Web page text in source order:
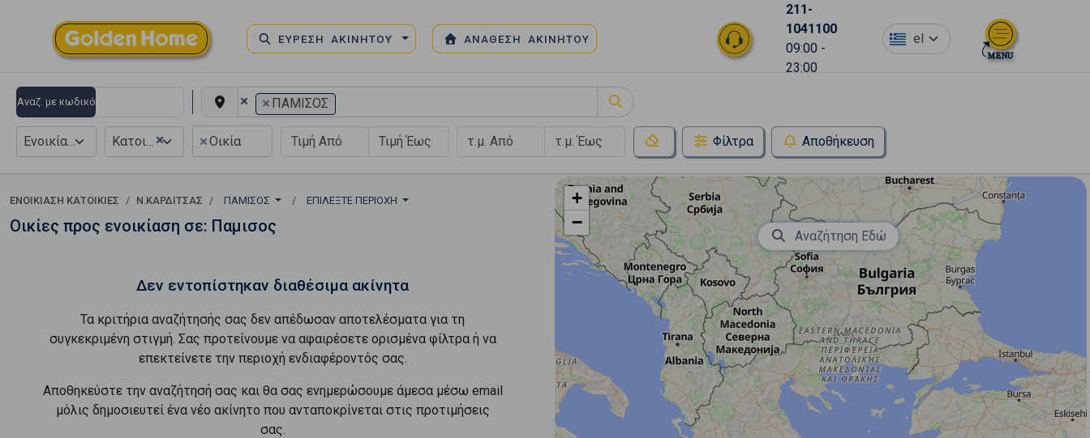
ΕΥΡΕΣΗ ΑΚΙΝΗΤΟΥ ΑΝΑΘΕΣΗ ΑΚΙΝΗΤΟΥ
211-
1041100
09:00 -
23:00
el
Αναζ. με κωδικό × × ΠΑΜΙΣΟΣ
×
Κατοικία ×Οικία Φίλτρα Αποθήκευση
ΕΝΟΙΚΊΑΣΗ ΚΑΤΟΙΚΊΕΣ Ν.ΚΑΡΔΙΤΣΑΣ ΠΑΜΙΣΟΣ ΕΠΙΛΈΞΤΕ ΠΕΡΙΟΧΉ
Οικίες προς ενοικίαση σε: Παμισος
Δεν εντοπίστηκαν διαθέσιμα ακίνητα
Τα κριτήρια αναζήτησής σας δεν απέδωσαν αποτελέσματα για τη
συγκεκριμένη στιγμή. Σας προτείνουμε να αφαιρέσετε ορισμένα φίλτρα ή να
επεκτείνετε την περιοχή ενδιαφέροντός σας.
Αποθηκεύστε την αναζήτησή σας και θα σας ενημερώσουμε άμεσα μέσω email
μόλις δημοσιευτεί ένα νέο ακίνητο που ανταποκρίνεται στις προτιμήσεις
σας.
+
−
Αναζήτηση Εδώ